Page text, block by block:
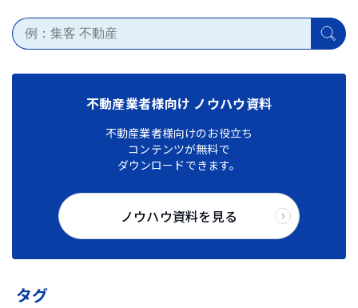
不動産業者様向け ノウハウ資料
不動産業者様向けのお役立ち
コンテンツが無料で
ダウンロードできます。
ノウハウ資料を見る
タグ